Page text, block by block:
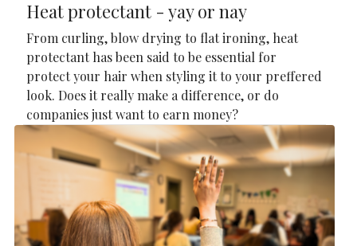
Heat protectant - yay or nay
From curling, blow drying to flat ironing, heat
protectant has been said to be essential for
protect your hair when styling it to your preffered
look. Does it really make a difference, or do
companies just want to earn money?